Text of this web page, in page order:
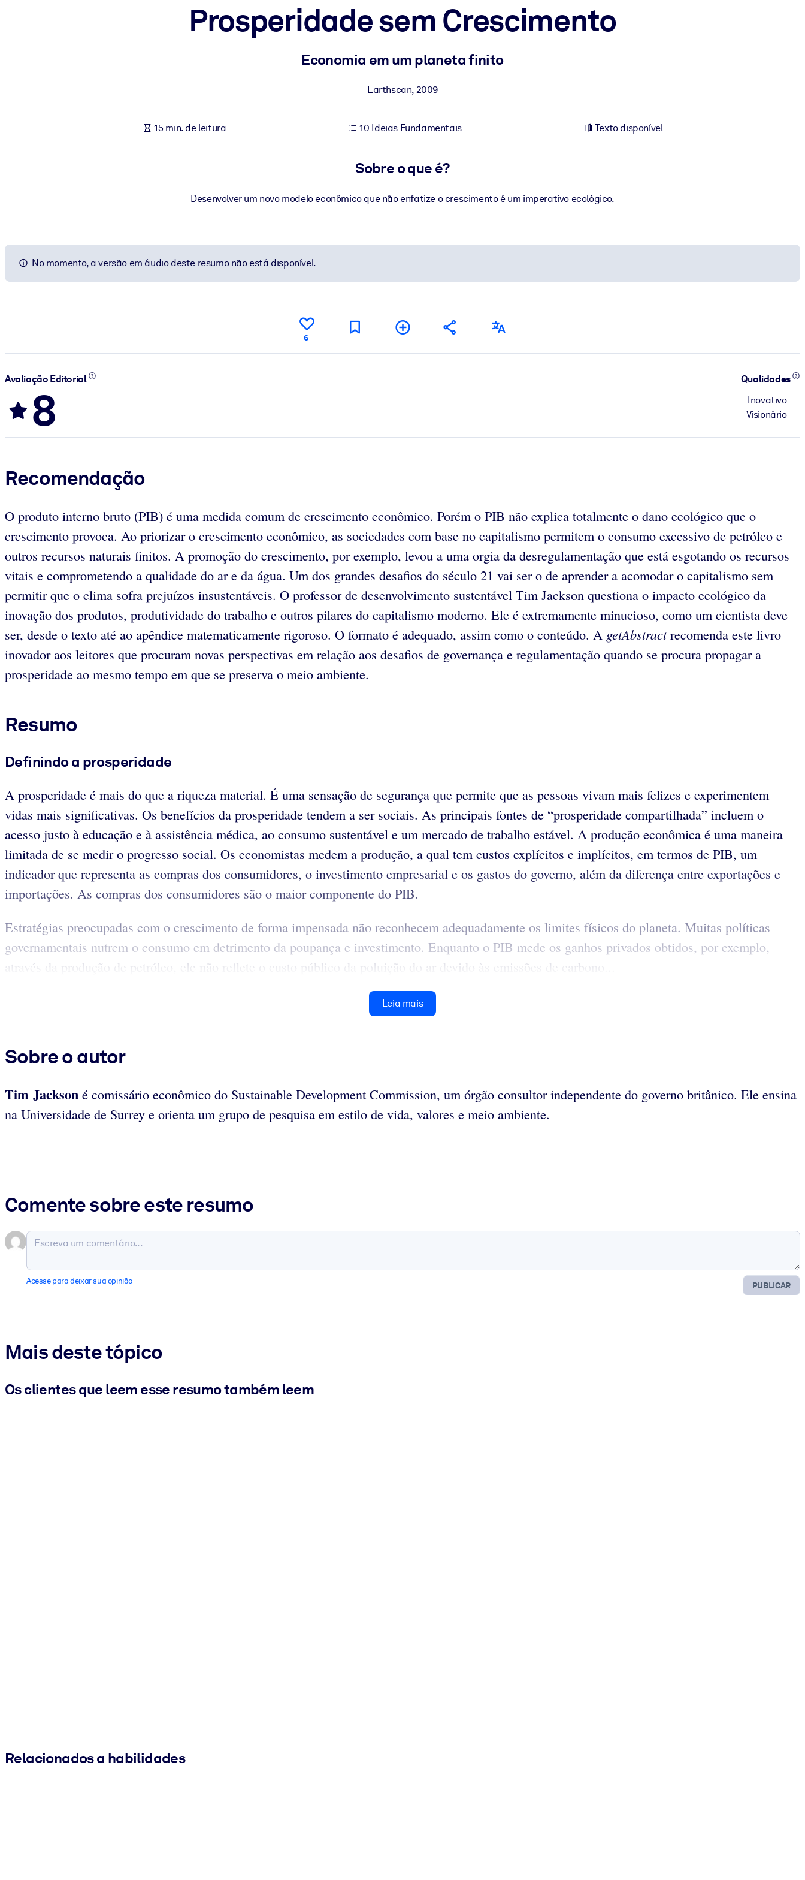
Enriqueça sua biblioteca corporativa com conhecimento de negócios confiável e pronto para uso.
Alimente seus sistemas de IA com conhecimento confiável e estruturado para melhorar os resultados.
Prosperidade sem Crescimento
Economia em um planeta finito
Earthscan, 2009
15 min. de leitura 10 Ideias Fundamentais Texto disponível
Sobre o que é?
Desenvolver um novo modelo econômico que não enfatize o crescimento é um imperativo ecológico.
No momento, a versão em áudio deste resumo não está disponível.
6
Avaliação Editorial
8
Qualidades
Inovativo
Visionário
Recomendação
O produto interno bruto (PIB) é uma medida comum de crescimento econômico. Porém o PIB não explica totalmente o dano ecológico que o
crescimento provoca. Ao priorizar o crescimento econômico, as sociedades com base no capitalismo permitem o consumo excessivo de petróleo e
outros recursos naturais finitos. A promoção do crescimento, por exemplo, levou a uma orgia da desregulamentação que está esgotando os recursos
vitais e comprometendo a qualidade do ar e da água. Um dos grandes desafios do século 21 vai ser o de aprender a acomodar o capitalismo sem
permitir que o clima sofra prejuízos insustentáveis. O professor de desenvolvimento sustentável Tim Jackson questiona o impacto ecológico da
inovação dos produtos, produtividade do trabalho e outros pilares do capitalismo moderno. Ele é extremamente minucioso, como um cientista deve
ser, desde o texto até ao apêndice matematicamente rigoroso. O formato é adequado, assim como o conteúdo. A getAbstractrecomenda este livro
inovador aos leitores que procuram novas perspectivas em relação aos desafios de governança e regulamentação quando se procura propagar a
prosperidade ao mesmo tempo em que se preserva o meio ambiente.
Resumo
Definindo a prosperidade
A prosperidade é mais do que a riqueza material. É uma sensação de segurança que permite que as pessoas vivam mais felizes e experimentem
vidas mais significativas. Os benefícios da prosperidade tendem a ser sociais. As principais fontes de “prosperidade compartilhada” incluem o
acesso justo à educação e à assistência médica, ao consumo sustentável e um mercado de trabalho estável. A produção econômica é uma maneira
limitada de se medir o progresso social. Os economistas medem a produção, a qual tem custos explícitos e implícitos, em termos de PIB, um
indicador que representa as compras dos consumidores, o investimento empresarial e os gastos do governo, além da diferença entre exportações e
importações. As compras dos consumidores são o maior componente do PIB.
Estratégias preocupadas com o crescimento de forma impensada não reconhecem adequadamente os limites físicos do planeta. Muitas políticas
governamentais nutrem o consumo em detrimento da poupança e investimento. Enquanto o PIB mede os ganhos privados obtidos, por exemplo,
através da produção de petróleo, ele não reflete o custo público da poluição do ar devido às emissões de carbono...
Leia mais
Sobre o autor
Tim Jackson é comissário econômico do Sustainable Development Commission, um órgão consultor independente do governo britânico. Ele ensina
na Universidade de Surrey e orienta um grupo de pesquisa em estilo de vida, valores e meio ambiente.
Comente sobre este resumo
PUBLICAR
Acesse para deixar sua opinião
Mais deste tópico
Os clientes que leem esse resumo também leem
Relacionados a habilidades